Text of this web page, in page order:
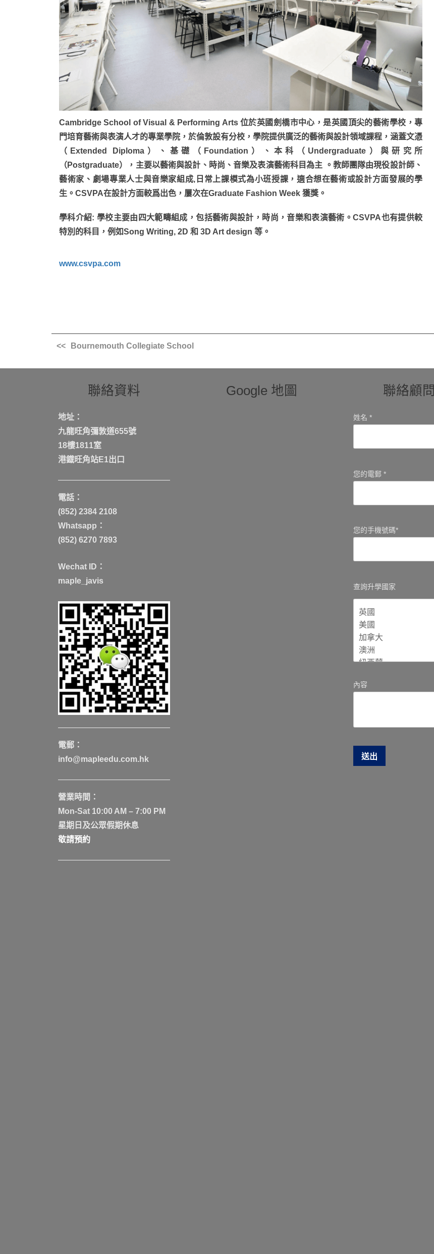
Cambridge School of Visual & Performing Arts 位於英國劍橋市中心，是英國頂尖的藝術學校，專
門培育藝術與表演人才的專業學院，於倫敦設有分校，學院提供廣泛的藝術與設計領域課程，涵蓋文憑
（Extended Diploma）、基礎（Foundation）、本科（Undergraduate）與研究所
（Postgraduate），主要以藝術與設計、時尚、音樂及表演藝術科目為主 。教師團隊由現役設計師、
藝術家、劇場專業人士與音樂家組成,日常上課模式為小班授課，適合想在藝術或設計方面發展的學
生。CSVPA在設計方面較爲出色，屢次在Graduate Fashion Week 獲獎。
學科介紹: 學校主要由四大範疇組成，包括藝術與設計，時尚，音樂和表演藝術。CSVPA也有提供較
特別的科目，例如Song Writing, 2D 和 3D Art design 等。
www.csvpa.com
Bournemouth Collegiate School
聯絡資料
地址：
九龍旺角彌敦道655號
18樓1811室
港鐡旺角站E1出口
電話：
(852) 2384 2108
Whatsapp：
(852) 6270 7893
Wechat ID：
maple_javis
電郵：
info@mapleedu.com.hk
營業時間：
Mon-Sat 10:00 AM – 7:00 PM
星期日及公眾假期休息
敬請預約
Google 地圖 聯絡顧問
姓名 *
您的電郵 *
您的手機號碼*
查詢升學國家
內容